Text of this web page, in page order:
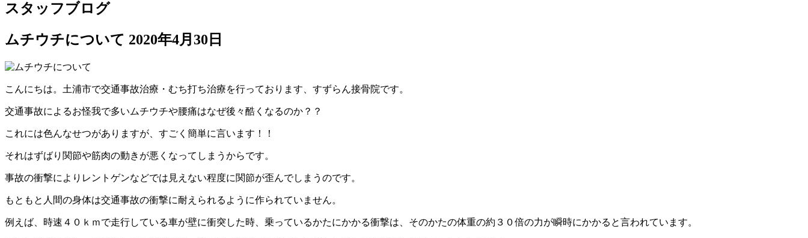
スタッフブログ
ムチウチについて 2020年4月30日
こんにちは。土浦市で交通事故治療・むち打ち治療を行っております、すずらん接骨院です。
交通事故によるお怪我で多いムチウチや腰痛はなぜ後々酷くなるのか？？
これには色んなせつがありますが、すごく簡単に言います！！
それはずばり関節や筋肉の動きが悪くなってしまうからです。
事故の衝撃によりレントゲンなどでは見えない程度に関節が歪んでしまうのです。
もともと人間の身体は交通事故の衝撃に耐えられるように作られていません。
例えば、時速４０ｋｍで走行している車が壁に衝突した時、乗っているかたにかかる衝撃は、そのかたの体重の約３０倍の力が瞬時にかかると言われています。